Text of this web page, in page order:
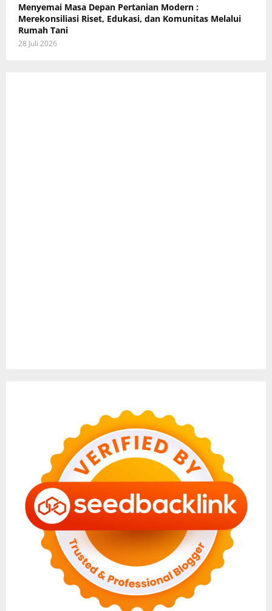
Menyemai Masa Depan Pertanian Modern :
Merekonsiliasi Riset, Edukasi, dan Komunitas Melalui
Rumah Tani
28 Juli 2026